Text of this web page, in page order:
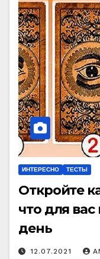
ИНТЕРЕСНО ТЕСТЫ
Откройте
что для
день
12.07.2021